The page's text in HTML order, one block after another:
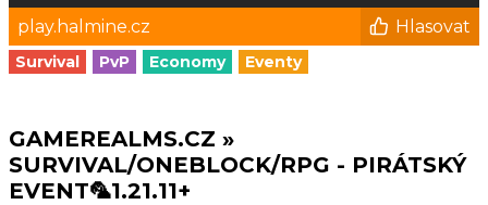
play.halmine.cz
Hlasovat
Survival PvP Economy Eventy
GAMEREALMS.CZ »
SURVIVAL/ONEBLOCK/RPG - PIRÁTSKÝ
EVENT🦜1.21.11+